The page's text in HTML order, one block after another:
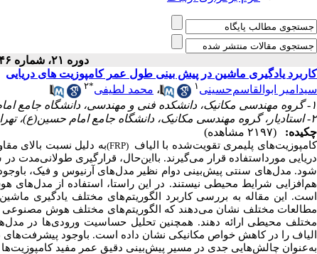
دوره ۲۱، شماره ۴۶ - ( ۴-۱۴۰۴ )
کاربرد یادگیری ماشین در پیش بینی طول عمر کامپوزیت های دریایی
سیدامیر ابوالقاسم‌حسینی ۱ ، محمد لطیفی*۲
۱- گروه مهندسی مکانیک، دانشکده فنی و مهندسی، دانشگاه جامع امام حسین (ع)
۲- استادیار، گروه مهندسی مکانیک، دانشگاه جامع امام حسین(ع)، تهران، ایران
چکیده:
(۲۱۹۷ مشاهده)
کامپوزیت‌های پلیمری تقویت‌شده با الیاف (FRP)به دلیل نسبت بالای
دریایی مورداستفاده قرار می‌گیرند. بااین‌حال، قرارگیری
شود. مدل‌های سنتی پیش‌بینی دوام نظیر مدل‌های آرنیوس و فیک،
هم‌افزایی شرایط محیطی نیستند. در این راستا، استفاده از مدل‌های
است. این مقاله به بررسی کاربرد الگوریتم‌های مختلف یادگیری
مطالعات مختلف نشان می‌دهند که الگوریتم‌های مختلف هوش مصنوعی
مختلف محیطی ارائه دهند. همچنین تحلیل حساسیت ورودی‌ها در
الیاف را در کاهش خواص مکانیکی نشان داده است. باوجود
به‌عنوان چالش‌هایی جدی در مسیر پیش‌بینی دقیق عمر مفید